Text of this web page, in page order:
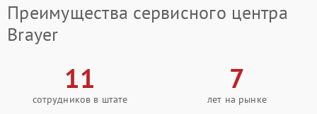
Преимущества сервисного центра
Brayer
11
сотрудников в штате
7
лет на рынке